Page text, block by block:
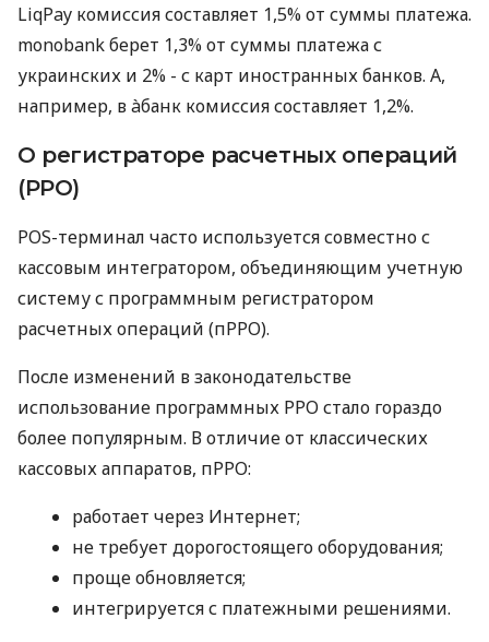
LiqPay комиссия составляет 1,5% от суммы платежа.
monobank берет 1,3% от суммы платежа с
украинских и 2% - с карт иностранных банков. А,
например, в àбанк комиссия составляет 1,2%.
О регистраторе расчетных операций
(РРО)
POS-терминал часто используется совместно с
кассовым интегратором, объединяющим учетную
систему с программным регистратором
расчетных операций (пРРО).
После изменений в законодательстве
использование программных РРО стало гораздо
более популярным. В отличие от классических
кассовых аппаратов, пРРО:
работает через Интернет;
не требует дорогостоящего оборудования;
проще обновляется;
интегрируется с платежными решениями.